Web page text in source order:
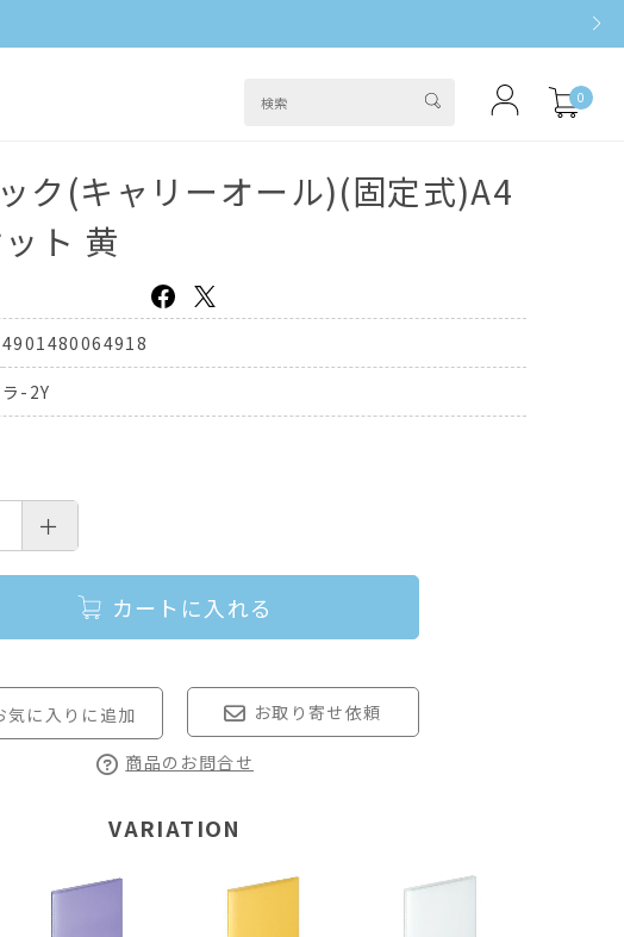
0
ク(キャリーオール)(固定式)A4
ト 黄
4901480064918
ラ-2Y
＋
カートに入れる
お取り寄せ依頼
商品のお問合せ
VARIATION